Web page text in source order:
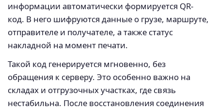
информации автоматически формируется QR-
код. В него шифруются данные о грузе, маршруте,
отправителе и получателе, а также статус
накладной на момент печати.
Такой код генерируется мгновенно, без
обращения к серверу. Это особенно важно на
складах и отгрузочных участках, где связь
нестабильна. После восстановления соединения